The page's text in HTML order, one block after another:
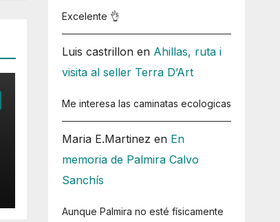
Excelente 👌
Luis castrillonen Ahillas, ruta i
visita al seller Terra D’Art
Me interesa las caminatas ecologicas
Maria E.Martinez en En
memoria de Palmira Calvo
Sanchís
Aunque Palmira no esté físicamente